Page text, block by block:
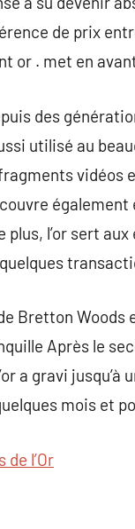
de prix
or . met en
des
utilisé au
l’or sert
Bretton
Après le
a gravi jusqu’à
mois et
de l’Or